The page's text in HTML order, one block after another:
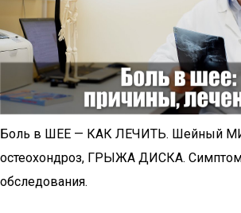
Боль в ШЕЕ — КАК ЛЕЧИТЬ. Шейный
остеохондроз, ГРЫЖА ДИСКА.
обследования.